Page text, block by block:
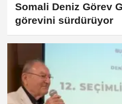
Somali Deniz Görev
görevini sürdürüyor